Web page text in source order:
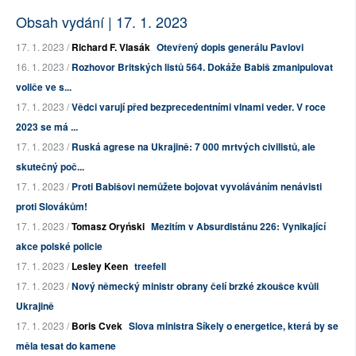
Obsah vydání | 17. 1. 2023
17. 1. 2023 /Richard F. Vlasák Otevřený dopis generálu Pavlovi
16. 1. 2023 /Rozhovor Britských listů 564. Dokáže Babiš zmanipulovat
voliče ve s...
17. 1. 2023 /Vědci varují před bezprecedentními vlnami veder. V roce
2023 se má ...
17. 1. 2023 /Ruská agrese na Ukrajině: 7 000 mrtvých civilistů, ale
skutečný poč...
17. 1. 2023 /Proti Babišovi nemůžete bojovat vyvoláváním nenávisti
proti Slovákům!
17. 1. 2023 /Tomasz Oryński Mezitím v Absurdistánu 226: Vynikající
akce polské policie
17. 1. 2023 /Lesley Keen treefell
17. 1. 2023 /Nový německý ministr obrany čelí brzké zkoušce kvůli
Ukrajině
17. 1. 2023 /Boris Cvek Slova ministra Síkely o energetice, která by se
měla tesat do kamene